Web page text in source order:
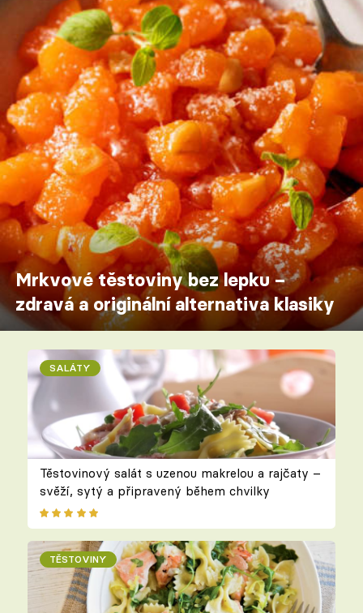
Mrkvové těstoviny bez lepku –
zdravá a originální alternativa klasiky
SALÁTY
Těstovinový salát s uzenou makrelou a rajčaty –
svěží, sytý a připravený během chvilky
TĚSTOVINY